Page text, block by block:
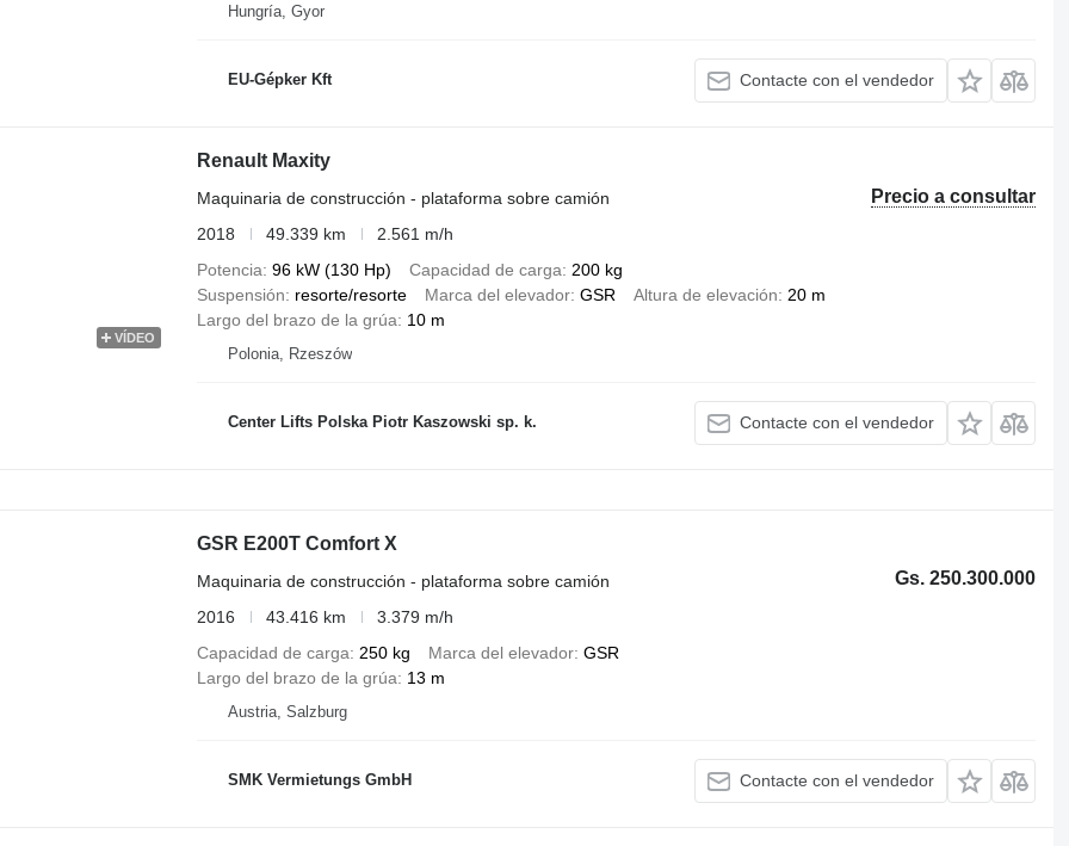
Hungría, Gyor
EU-Gépker Kft Contacte con el vendedor
VÍDEO
Renault Maxity
Precio a consultar
Maquinaria de construcción - plataforma sobre camión
2018
49.339 km
2.561 m/h
Potencia 96 kW (130 Hp) Capacidad de carga
200 kg
Suspensión
resorte/resorte Marca del elevador GSR Altura de elevación
20 m
Largo del brazo de la grúa
10 m
Polonia, Rzeszów
Center Lifts Polska Piotr Kaszowski sp. k. Contacte con el vendedor
GSR E200T Comfort X
Gs. 250.300.000
Maquinaria de construcción - plataforma sobre camión
2016
43.416 km
3.379 m/h
Capacidad de carga
250 kg Marca del elevador GSR
Largo del brazo de la grúa
13 m
Austria, Salzburg
SMK Vermietungs GmbH Contacte con el vendedor